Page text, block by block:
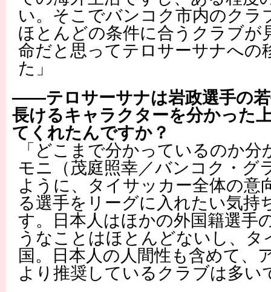
い。そこでバンコク市内のクラ
ほとんどの条件に合うクラブが
命だと思ってテロサーサナへの
た」
――テロサーサナは岩政選手の
長けるキャラクターを分かった
てくれたんですか？
「どこまで分かっているのか
モニ（茂庭照幸／バンコク・グ
ように、タイサッカー全体の意
る選手をリーグに入れたい気持
す。日本人はほかの外国籍選手
うなことはほとんどないし、タ
国。日本人の人間性も含めて、
より推奨しているクラブは多い